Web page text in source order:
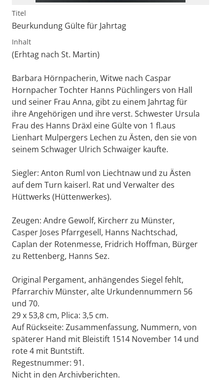
Titel
Beurkundung Gülte für Jahrtag
Inhalt
(Erhtag nach St. Martin)
Barbara Hörnpacherin, Witwe nach Caspar
Hornpacher Tochter Hanns Püchlingers von Hall
und seiner Frau Anna, gibt zu einem Jahrtag für
ihre Angehörigen und ihre verst. Schwester Ursula
Frau des Hanns Dräxl eine Gülte von 1 fl.aus
Lienhart Mulpergers Lechen zu Ästen, den sie von
seinem Schwager Ulrich Schwaiger kaufte.
Siegler: Anton Ruml von Liechtnaw und zu Ästen
auf dem Turn kaiserl. Rat und Verwalter des
Hüttwerks (Hüttenwerkes).
Zeugen: Andre Gewolf, Kircherr zu Münster,
Casper Joses Pfarrgesell, Hanns Nachtschad,
Caplan der Rotenmesse, Fridrich Hoffman, Bürger
zu Rettenberg, Hanns Sez.
Original Pergament, anhängendes Siegel fehlt,
Pfarrarchiv Münster, alte Urkundennummern 56
und 70.
29 x 53,8 cm, Plica: 3,5 cm.
Auf Rückseite: Zusammenfassung, Nummern, von
späterer Hand mit Bleistift 1514 November 14 und
rote 4 mit Buntstift.
Regestnummer: 91.
Nicht in den Archivberichten.